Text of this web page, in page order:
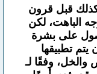
قبل قرون
الباهت، لكن
على بشرة
تطبيقها
وفقًا لـ